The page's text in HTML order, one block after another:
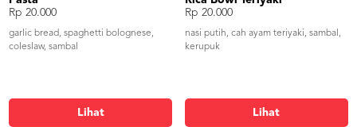
Rp 20.000
garlic bread, spaghetti bolognese,
coleslaw, sambal
Lihat
Rp 20.000
nasi putih, cah ayam teriyaki, sambal,
kerupuk
Lihat